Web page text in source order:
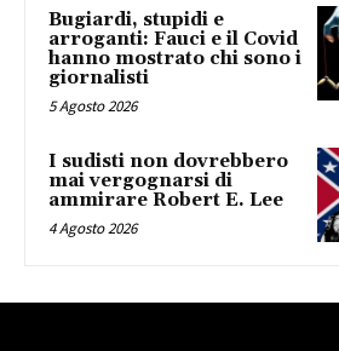
Bugiardi, stupidi e
arroganti: Fauci e il Covid
hanno mostrato chi sono i
giornalisti
5 Agosto 2026
I sudisti non dovrebbero
mai vergognarsi di
ammirare Robert E. Lee
4 Agosto 2026